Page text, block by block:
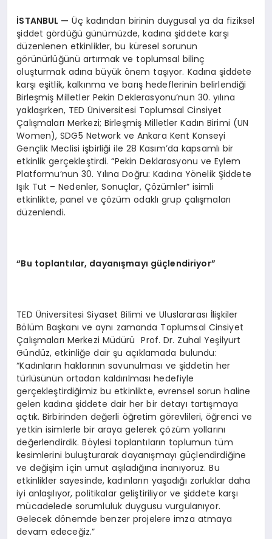
İSTANBUL — Üç kadından birinin duygusal ya da fiziksel
şiddet gördüğü günümüzde, kadına şiddete karşı
düzenlenen etkinlikler, bu küresel sorunun
görünürlüğünü artırmak ve toplumsal bilinç
oluşturmak adına büyük önem taşıyor. Kadına şiddete
karşı eşitlik, kalkınma ve barış hedeflerinin belirlendiği
Birleşmiş Milletler Pekin Deklerasyonu’nun 30. yılına
yaklaşırken, TED Üniversitesi Toplumsal Cinsiyet
Çalışmaları Merkezi; Birleşmiş Milletler Kadın Birimi (UN
Women), SDG5 Network ve Ankara Kent Konseyi
Gençlik Meclisi işbirliği ile 28 Kasım’da kapsamlı bir
etkinlik gerçekleştirdi. “Pekin Deklarasyonu ve Eylem
Platformu’nun 30. Yılına Doğru: Kadına Yönelik Şiddete
Işık Tut – Nedenler, Sonuçlar, Çözümler” isimli
etkinlikte, panel ve çözüm odaklı grup çalışmaları
düzenlendi.
“Bu toplantılar, dayanışmayı güçlendiriyor”
TED Üniversitesi Siyaset Bilimi ve Uluslararası İlişkiler
Bölüm Başkanı ve aynı zamanda Toplumsal Cinsiyet
Çalışmaları Merkezi Müdürü Prof. Dr. Zuhal Yeşilyurt
Gündüz, etkinliğe dair şu açıklamada bulundu:
“Kadınların haklarının savunulması ve şiddetin her
türlüsünün ortadan kaldırılması hedefiyle
gerçekleştirdiğimiz bu etkinlikte, evrensel sorun haline
gelen kadına şiddete dair her bir detayı tartışmaya
açtık. Birbirinden değerli öğretim görevlileri, öğrenci ve
yetkin isimlerle bir araya gelerek çözüm yollarını
değerlendirdik. Böylesi toplantıların toplumun tüm
kesimlerini buluşturarak dayanışmayı güçlendirdiğine
ve değişim için umut aşıladığına inanıyoruz. Bu
etkinlikler sayesinde, kadınların yaşadığı zorluklar daha
iyi anlaşılıyor, politikalar geliştiriliyor ve şiddete karşı
mücadelede sorumluluk duygusu vurgulanıyor.
Gelecek dönemde benzer projelere imza atmaya
devam edeceğiz.”